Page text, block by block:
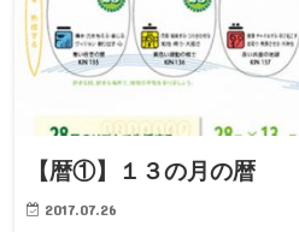
【暦①】１３の月の暦
2017.07.26